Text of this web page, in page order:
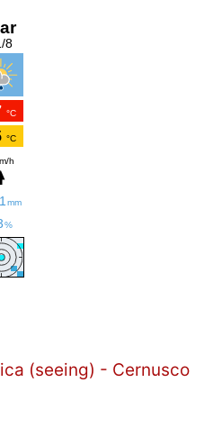
(seeing) - Cernusco